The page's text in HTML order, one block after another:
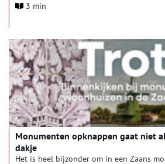
kleine Zaanse buurtje met zijn molens en
Zaans Museum in de tentoonstelling
verhaal van de Zaanse Schans. Te zien
september 2027.
3 min
Monumenten opknappen gaat niet
dakje
Het is heel bijzonder om in een Zaans